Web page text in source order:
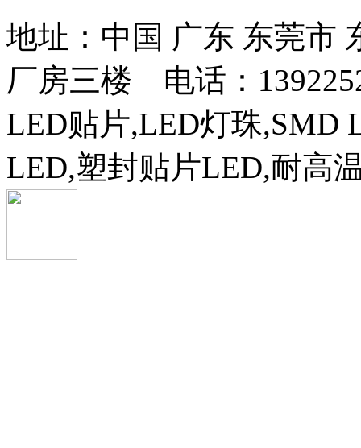
地址：中国 广东 东莞市
厂房三楼 电话：
LED贴片,LED灯珠,SMD
LED,塑封贴片LED,耐